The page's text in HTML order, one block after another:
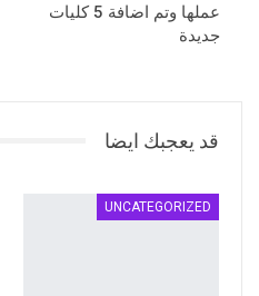
عملها وتم اضافة 5 كليات
جديدة
قد يعجبك ايضا
UNCATEGORIZED